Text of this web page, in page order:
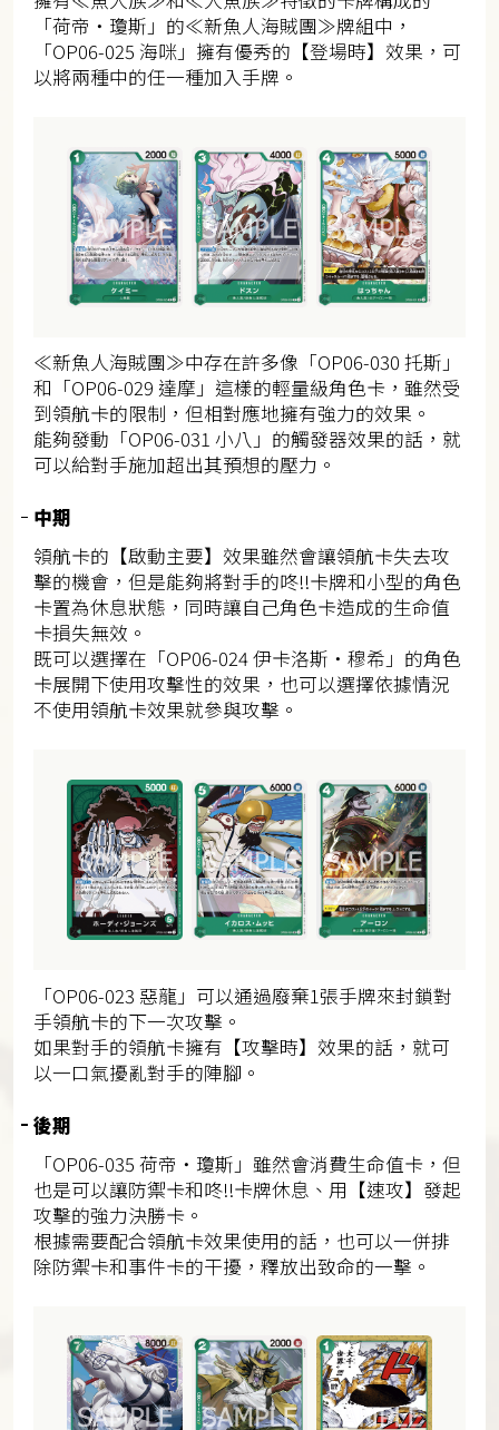
「荷帝・瓊斯」的≪新魚人海賊團≫牌組中，
「OP06-025 海咪」擁有優秀的【登場時】效果，可
以將兩種中的任一種加入手牌。
≪新魚人海賊團≫中存在許多像「OP06-030 托斯」
和「OP06-029 達摩」這樣的輕量級角色卡，雖然受
到領航卡的限制，但相對應地擁有強力的效果。
能夠發動「OP06-031 小八」的觸發器效果的話，就
可以給對手施加超出其預想的壓力。
中期
領航卡的【啟動主要】效果雖然會讓領航卡失去攻
擊的機會，但是能夠將對手的咚!!卡牌和小型的角色
卡置為休息狀態，同時讓自己角色卡造成的生命值
卡損失無效。
既可以選擇在「OP06-024 伊卡洛斯・穆希」的角色
卡展開下使用攻擊性的效果，也可以選擇依據情況
不使用領航卡效果就參與攻擊。
「OP06-023 惡龍」可以通過廢棄1張手牌來封鎖對
手領航卡的下一次攻擊。
如果對手的領航卡擁有【攻擊時】效果的話，就可
以一口氣擾亂對手的陣腳。
後期
「OP06-035 荷帝・瓊斯」雖然會消費生命值卡，但
也是可以讓防禦卡和咚!!卡牌休息、用【速攻】發起
攻擊的強力決勝卡。
根據需要配合領航卡效果使用的話，也可以一併排
除防禦卡和事件卡的干擾，釋放出致命的一擊。